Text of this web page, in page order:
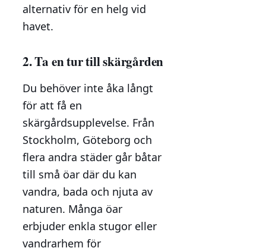
alternativ för en helg vid
havet.
2. Ta en tur till skärgården
Du behöver inte åka långt
för att få en
skärgårdsupplevelse. Från
Stockholm, Göteborg och
flera andra städer går båtar
till små öar där du kan
vandra, bada och njuta av
naturen. Många öar
erbjuder enkla stugor eller
vandrarhem för